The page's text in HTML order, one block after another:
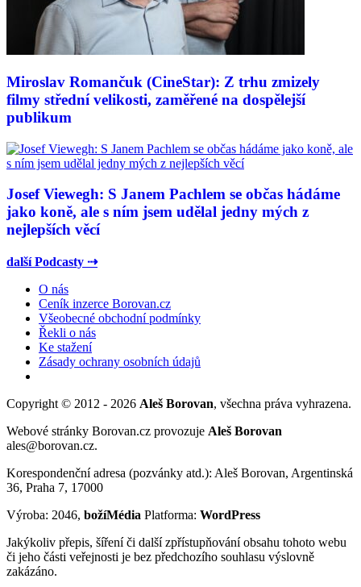
Miroslav Romančuk (CineStar): Z trhu zmizely
filmy střední velikosti, zaměřené na dospělejší
publikum
Josef Viewegh: S Janem Pachlem se občas hádáme
jako koně, ale s ním jsem udělal jedny mých z
nejlepších věcí
další Podcasty ⇢
O nás
Ceník inzerce Borovan.cz
Všeobecné obchodní podmínky
Řekli o nás
Ke stažení
Zásady ochrany osobních údajů
Copyright © 2012 - 2026 Aleš Borovan, všechna práva vyhrazena.
Webové stránky Borovan.cz provozuje Aleš Borovan
ales@borovan.cz.
Korespondenční adresa (pozvánky atd.): Aleš Borovan, Argentinská
36, Praha 7, 17000
Výroba: 2046, božíMédia Platforma: WordPress
Jakýkoliv přepis, šíření či další zpřístupňování obsahu tohoto webu
či jeho části veřejnosti je bez předchozího souhlasu výslovně
zakázáno.